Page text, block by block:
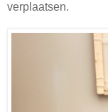
verplaatsen.